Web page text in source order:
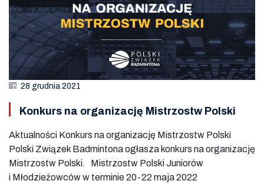
28 grudnia 2021
Konkurs na organizację Mistrzostw Polski
Aktualności Konkurs na organizację Mistrzostw Polski
Polski Związek Badmintona ogłasza konkurs na organizację
Mistrzostw Polski. Mistrzostw Polski Juniorów
i Młodzieżowców w terminie 20-22 maja 2022